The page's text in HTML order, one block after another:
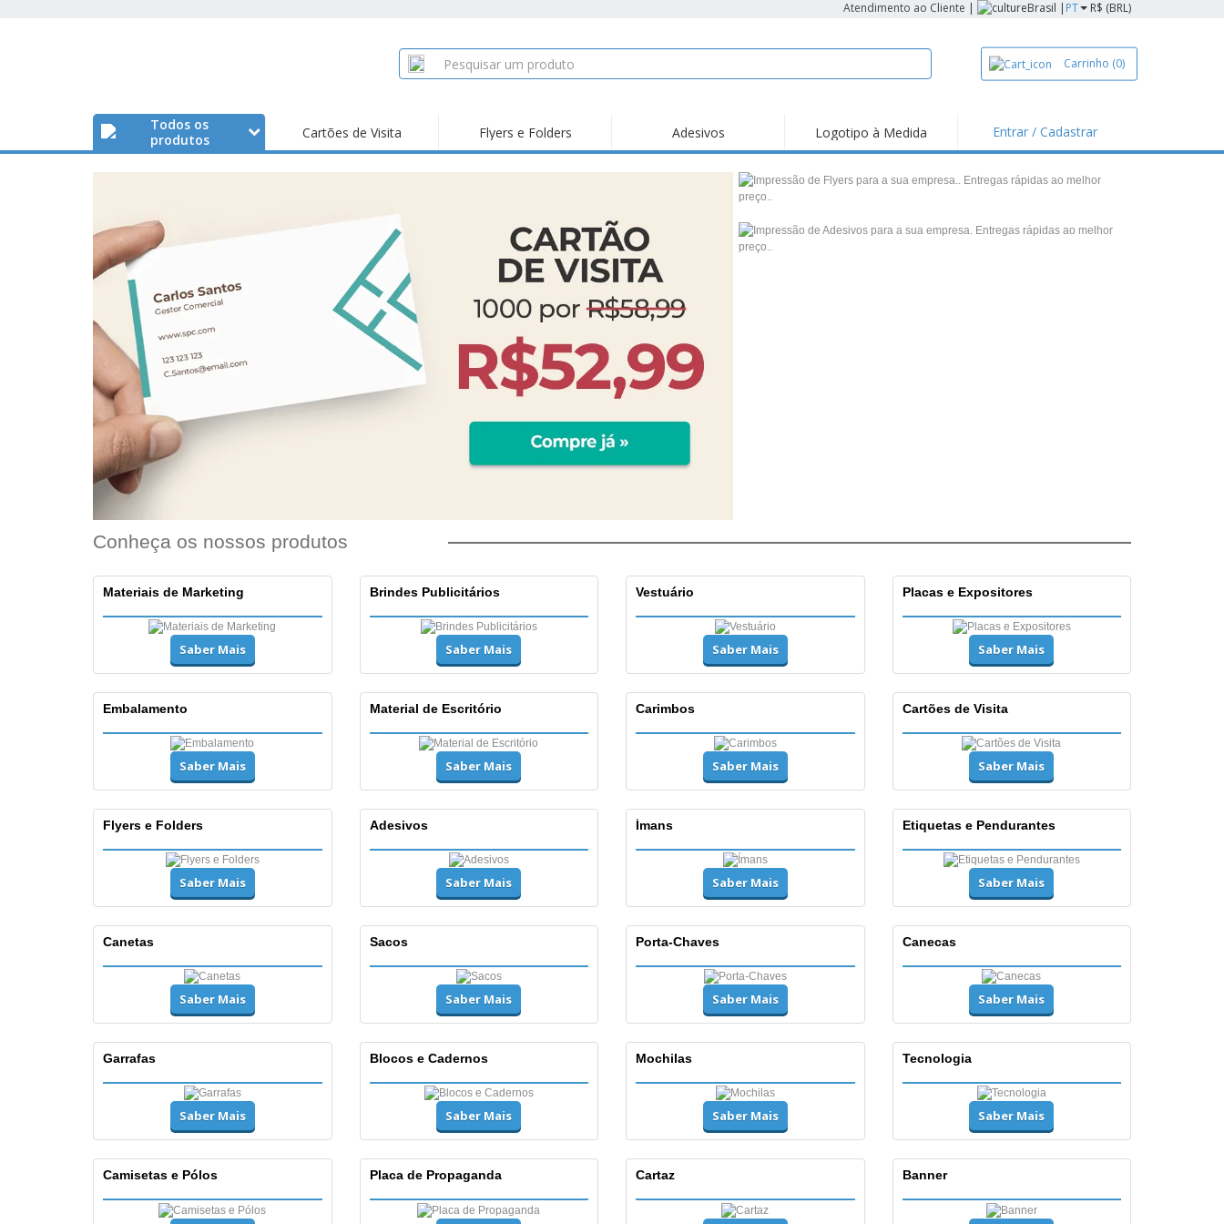
Atendimento ao Cliente | Brasil | PT R$ (BRL)
Carrinho (0)
Todos os
produtos
Cartões de Visita Flyers e Folders Adesivos Logotipo à Medida Entrar / Cadastrar
Conheça os nossos produtos
Materiais de Marketing
Saber Mais
Brindes Publicitários
Saber Mais
Vestuário
Saber Mais
Placas e Expositores
Saber Mais
Embalamento
Saber Mais
Material de Escritório
Saber Mais
Carimbos
Saber Mais
Cartões de Visita
Saber Mais
Flyers e Folders
Saber Mais
Adesivos
Saber Mais
Ímans
Saber Mais
Etiquetas e Pendurantes
Saber Mais
Canetas
Saber Mais
Sacos
Saber Mais
Porta-Chaves
Saber Mais
Canecas
Saber Mais
Garrafas
Saber Mais
Blocos e Cadernos
Saber Mais
Mochilas
Saber Mais
Tecnologia
Saber Mais
Camisetas e Pólos Placa de Propaganda Cartaz Banner